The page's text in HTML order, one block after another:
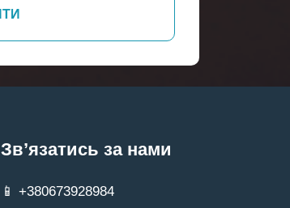
Зв’язатись за нами
📱 +380673928984